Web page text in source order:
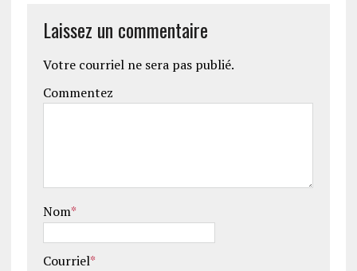
Laissez un commentaire
Votre courriel ne sera pas publié.
Commentez
Nom*
Courriel*